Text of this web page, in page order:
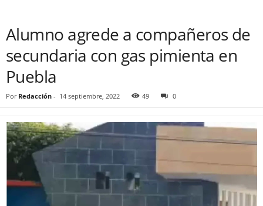
Alumno agrede a compañeros de
secundaria con gas pimienta en
Puebla
Por Redacción - 14 septiembre, 2022 49 0